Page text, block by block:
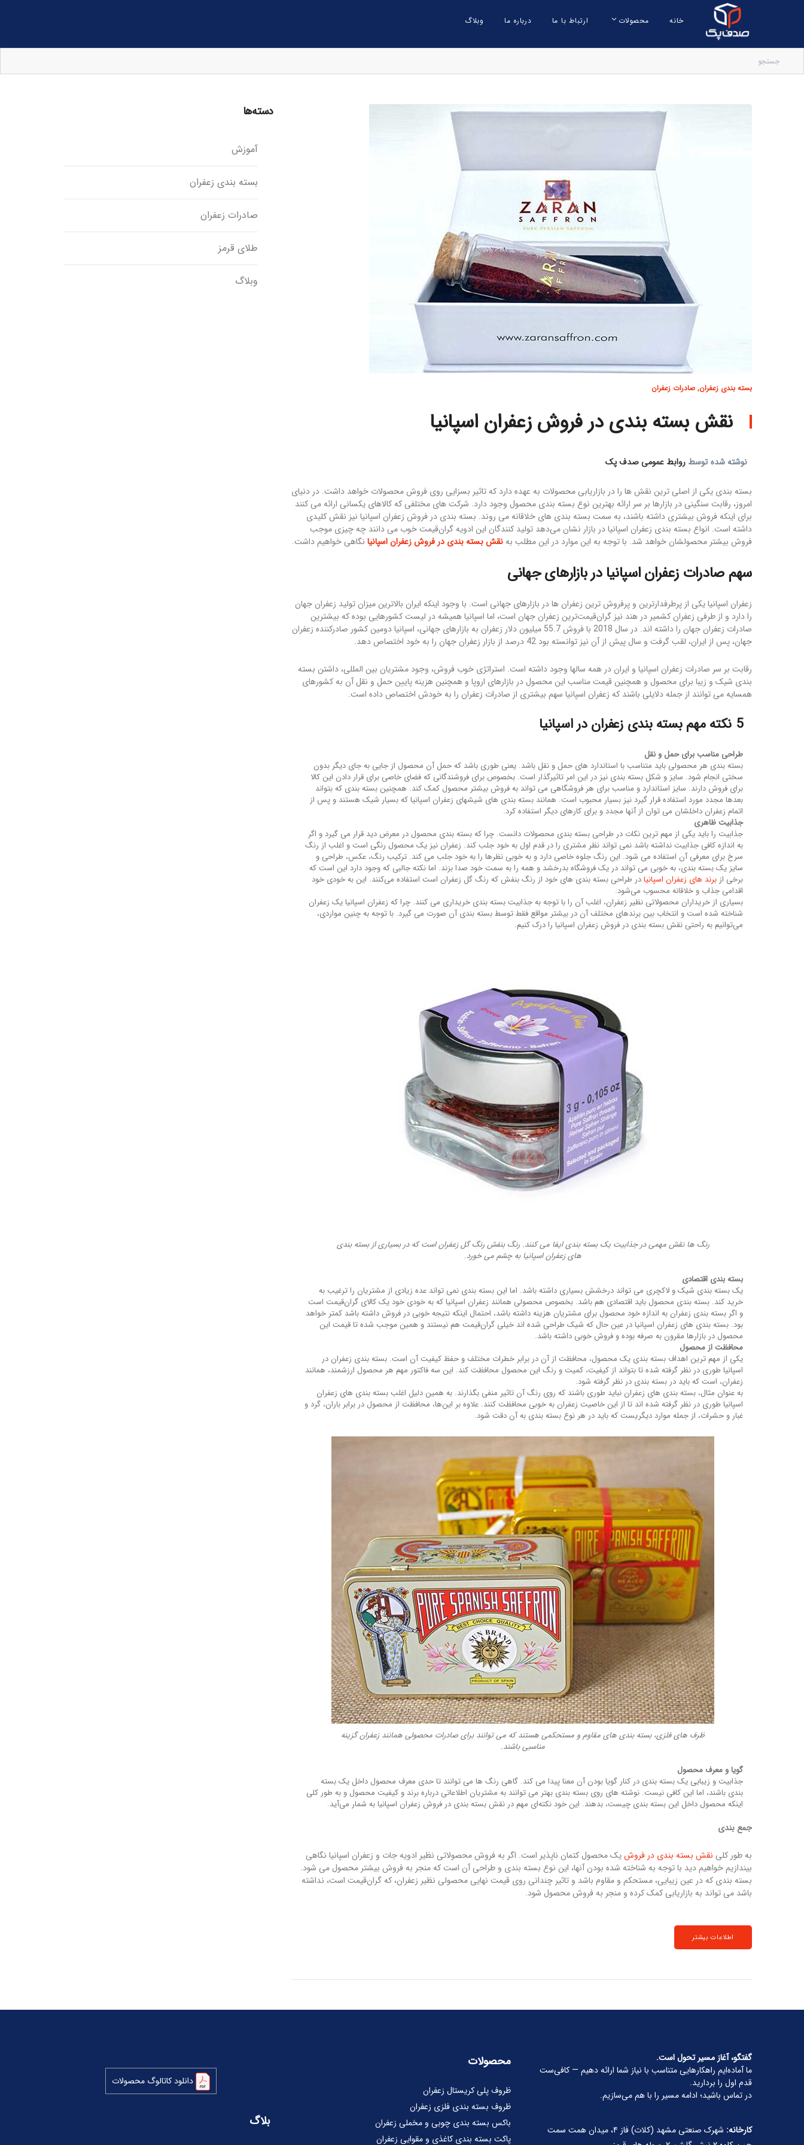
خانه محصولات ارتباط با ما درباره ما وبلاگ
بسته بندی زعفران, صادرات زعفران
نقش بسته بندی در فروش زعفران اسپانیا
نوشته شده توسط روابط عمومی صدف پک
بسته بندی یکی از اصلی ترین نقش ها را در بازاریابی محصولات به عهده دارد که تاثیر بسزایی روی فروش محصولات خواهد داشت. در دنیای
امروز، رقابت سنگینی در بازارها بر سر ارائه بهترین نوع بسته بندی محصول وجود دارد. شرکت های مختلفی که کالاهای یکسانی ارائه می کنند
برای اینکه فروش بیشتری داشته باشند، به سمت بسته بندی های خلاقانه می روند. بسته بندی در فروش زعفران اسپانیا نیز نقش کلیدی
داشته است. انواع بسته بندی زعفران اسپانیا در بازار نشان می‌دهد تولید کنندگان این ادویه گران‌قیمت خوب می دانند چه چیزی موجب
فروش بیشتر محصولشان خواهد شد. با توجه به این موارد در این مطلب به نقش بسته بندی در فروش زعفران اسپانیا نگاهی خواهیم داشت.
سهم صادرات زعفران اسپانیا در بازارهای جهانی
زعفران اسپانیا یکی از پرطرفدارترین و پرفروش ترین زعفران ها در بازارهای جهانی است. با وجود اینکه ایران بالاترین میزان تولید زعفران جهان
را دارد و از طرفی زعفران کشمیر در هند نیز گران‌قیمت‌ترین زعفران جهان است، اما اسپانیا همیشه در لیست کشورهایی بوده که بیشترین
صادرات زعفران جهان را داشته اند. در سال 2018 با فروش 55.7 میلیون دلار زعفران به بازارهای جهانی، اسپانیا دومین کشور صادرکننده زعفران
جهان، پس از ایران، لقب گرفت و سال پیش از آن نیز توانسته بود 42 درصد از بازار زعفران جهان را به خود اختصاص دهد.
رقابت بر سر صادرات زعفران اسپانیا و ایران در همه سال‎ها وجود داشته است. استراتژی خوب فروش، وجود مشتریان بین المللی، داشتن بسته
بندی شیک و زیبا برای محصول و همچنین قیمت مناسب این محصول در بازارهای اروپا و همچنین هزینه پایین حمل و نقل آن به کشورهای
همسایه می توانند از جمله دلایلی باشند که زعفران اسپانیا سهم بیشتری از صادرات زعفران را به خودش اختصاص داده است.
5 نکته مهم بسته بندی زعفران در اسپانیا
طراحی مناسب برای حمل و نقل
بسته بندی هر محصولی باید متناسب با استاندارد های حمل و نقل باشد. یعنی طوری باشد که حمل آن محصول از جایی به جای دیگر بدون
سختی انجام شود. سایز و شکل بسته بندی نیز در این امر تاثیرگذار است. بخصوص برای فروشندگانی که فضای خاصی برای قرار دادن این کالا
برای فروش دارند. سایز استاندارد و مناسب برای هر فروشگاهی می تواند به فروش بیشتر محصول کمک کند. همچنین بسته بندی که بتواند
بعدها مجدد مورد استفاده قرار گیرد نیز بسیار محبوب است. همانند بسته بندی های شیشه‎ای زعفران اسپانیا که بسیار شیک هستند و پس از
اتمام زعفران داخلشان می توان از آن‎ها مجدد و برای کارهای دیگر استفاده کرد.
جذابیت ظاهری
جذابیت را باید یکی از مهم ترین نکات در طراحی بسته بندی محصولات دانست. چرا که بسته بندی محصول در معرض دید قرار می گیرد و اگر
به اندازه کافی جذابیت نداشته باشد نمی تواند نظر مشتری را در قدم اول به خود جلب کند. زعفران نیز یک محصول رنگی است و اغلب از رنگ
سرخ برای معرفی آن استفاده می شود. این رنگ جلوه خاصی دارد و به خوبی نظرها را به خود جلب می کند. ترکیب رنگ، عکس، طراحی و
سایز یک بسته بندی، به خوبی می تواند در یک فروشگاه بدرخشد و همه را به سمت خود صدا بزند. اما نکته جالبی که وجود دارد این است که
برخی ازبرند های زعفران اسپانیادر طراحی بسته بندی های خود از رنگ بنفش که رنگ گل زعفران است استفاده می‌کنند. این به خودی خود
اقدامی جذاب و خلاقانه محسوب می‌شود.
بسیاری از خریداران محصولاتی نظیر زعفران، اغلب آن را با توجه به جذابیت بسته بندی خریداری می کنند. چرا که زعفران اسپانیا یک زعفران
شناخته شده است و انتخاب بین برندهای مختلف آن در بیشتر مواقع فقط توسط بسته بندی آن صورت می گیرد. با توجه به چنین مواردی،
می‌توانیم به راحتی نقش بسته بندی در فروش زعفران اسپانیا را درک کنیم.
رنگ ها نقش مهمی در جذابیت یک بسته بندی ایفا می کنند. رنگ بنفش رنگ گل زعفران است که در بسیاری از بسته بندی
های زعفران اسپانیا به چشم می خورد.
بسته بندی اقتصادی
یک بسته بندی شیک و لاکچری می تواند درخشش بسیاری داشته باشد. اما این بسته بندی نمی تواند عده زیادی از مشتریان را ترغیب به
خرید کند. بسته بندی محصول باید اقتصادی هم باشد. بخصوص محصولی همانند زعفران اسپانیا که به خودی خود یک کالای گران‌قیمت است
و اگر بسته بندی زعفران به اندازه خود محصول برای مشتریان هزینه داشته باشد، احتمال اینکه نتیجه خوبی در فروش داشته باشد کمتر خواهد
بود. بسته بندی های زعفران اسپانیا در عین حال که شیک طراحی شده اند خیلی گران‌قیمت هم نیستند و همین موجب شده تا قیمت این
محصول در بازارها مقرون به صرفه بوده و فروش خوبی داشته باشد.
محافظت از محصول
یکی از مهم ترین اهداف بسته بندی یک محصول، محافظت از آن در برابر خطرات مختلف و حفظ کیفیت آن است. بسته بندی زعفران در
اسپانیا طوری در نظر گرفته شده تا بتواند از کیفیت، کمیت و رنگ این محصول محافظت کند. این سه فاکتور مهم هر محصول ارزشمند، همانند
زعفران، است که باید در بسته بندی در نظر گرفته شود.
به عنوان مثال، بسته بندی های زعفران نباید طوری باشند که روی رنگ آن تاثیر منفی بگذارند. به همین دلیل اغلب بسته بندی های زعفران
اسپانیا طوری در نظر گرفته شده اند تا از این خاصیت زعفران به خوبی محافظت کنند. علاوه بر این‌ها، محافظت از محصول در برابر باران، گرد و
غبار و حشرات، از جمله موارد دیگریست که باید در هر نوع بسته بندی به آن دقت شود.
ظرف های فلزی، بسته بندی های مقاوم و مستحکمی هستند که می توانند برای صادرات محصولی همانند زعفران گزینه
مناسبی باشند.
گویا و معرف محصول
جذابیت و زیبایی یک بسته بندی در کنار گویا بودن آن معنا پیدا می کند. گاهی رنگ ها می توانند تا حدی معرف محصول داخل یک بسته
بندی باشند، اما این کافی نیست. نوشته های روی بسته بندی بهتر می توانند به مشتریان اطلاعاتی درباره برند و کیفیت محصول و به طور کلی
اینکه محصول داخل این بسته بندی چیست، بدهند. این خود نکته‌ای مهم در نقش بسته بندی در فروش زعفران اسپانیا به شمار می‌آید.
جمع بندی
به طور کلی نقش بسته بندی در فروشیک محصول کتمان ناپذیر است. اگر به فروش محصولاتی نظیر ادویه جات و زعفران اسپانیا نگاهی
بیندازیم خواهیم دید با توجه به شناخته شده بودن آنها، این نوع بسته بندی و طراحی آن است که منجر به فروش بیشتر محصول می شود.
بسته بندی که در عین زیبایی، مستحکم و مقاوم باشد و تاثیر چندانی روی قیمت نهایی محصولی نظیر زعفران، که گران‌قیمت است، نداشته
باشد می تواند به بازاریابی کمک کرده و منجر به فروش محصول شود.
اطلاعات بیشتر
دسته‌ها
آموزش
بسته بندی زعفران
صادرات زعفران
طلای قرمز
وبلاگ
گفتگو، آغاز مسیر تحول است.
ما آماده‌ایم راهکارهایی متناسب با نیاز شما ارائه دهیم — کافی‌ست
قدم اول را بردارید.
در تماس باشید؛ ادامه مسیر را با هم می‌سازیم.
کارخانه:
شهرک صنعتی مشهد (کلات) فاز ۴، میدان همت سمت
محصولات
ظروف پلی کریستال زعفران
ظروف بسته بندی فلزی زعفران
باکس بسته بندی چوبی و مخملی زعفران
پاکت بسته بندی کاغذی و مقوایی زعفران
دانلود کاتالوگ محصولات
بلاگ